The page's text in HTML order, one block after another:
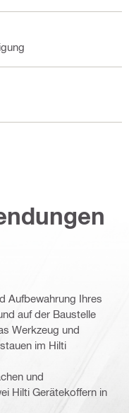
Aufbewahrung Ihres
auf der Baustelle
Werkzeug und
im Hilti
und
Hilti Gerätekoffern in